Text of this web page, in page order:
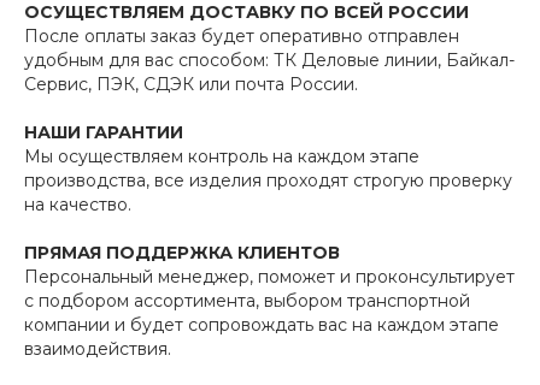
ОСУЩЕСТВЛЯЕМ ДОСТАВКУ ПО ВСЕЙ РОССИИ
После оплаты заказ будет оперативно отправлен
удобным для вас способом: ТК Деловые линии, Байкал-
Сервис, ПЭК, СДЭК или почта России.
НАШИ ГАРАНТИИ
Мы осуществляем контроль на каждом этапе
производства, все изделия проходят строгую проверку
на качество.
ПРЯМАЯ ПОДДЕРЖКА КЛИЕНТОВ
Персональный менеджер, поможет и проконсультирует
с подбором ассортимента, выбором транспортной
компании и будет сопровождать вас на каждом этапе
взаимодействия.